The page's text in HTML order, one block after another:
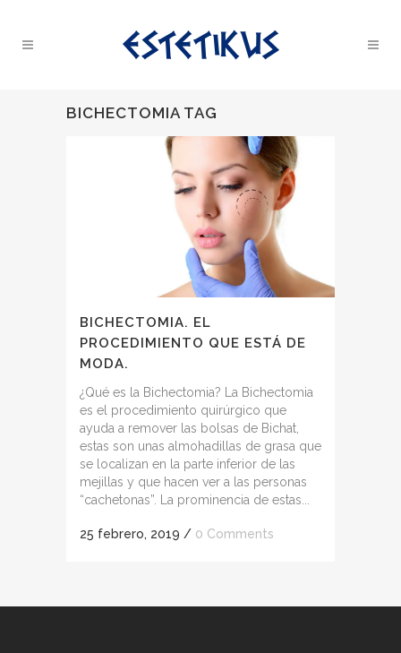
BICHECTOMIA TAG
BICHECTOMIA. EL
PROCEDIMIENTO QUE ESTÁ DE
MODA.
¿Qué es la Bichectomia? La Bichectomia
es el procedimiento quirúrgico que
ayuda a remover las bolsas de Bichat,
estas son unas almohadillas de grasa que
se localizan en la parte inferior de las
mejillas y que hacen ver a las personas
“cachetonas”. La prominencia de estas...
25 febrero, 2019 / 0 Comments